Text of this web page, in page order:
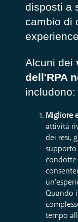
disposti a
cambio di
Alcuni dei
dell'RPA
includono:
Migliore
attività
dei resi,
supporto
condotte
Quando
tempo